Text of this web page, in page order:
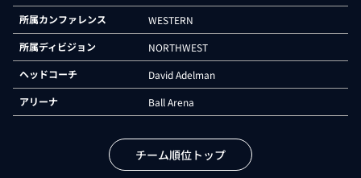
所属カンファレンス
WESTERN
所属ディビジョン
NORTHWEST
ヘッドコーチ
David Adelman
アリーナ
Ball Arena
チーム順位トップ